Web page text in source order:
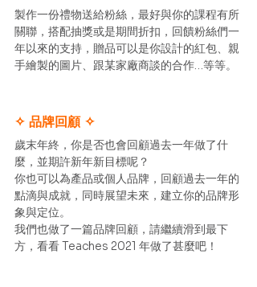
製作一份禮物送給粉絲，最好與你的課程有所
關聯，搭配抽獎或是期間折扣，回饋粉絲們一
年以來的支持，贈品可以是你設計的紅包、親
手繪製的圖片、跟某家廠商談的合作…等等。
✧ 品牌回顧 ✧
歲末年終，你是否也會回顧過去一年做了什
麼，並期許新年新目標呢？
你也可以為產品或個人品牌，回顧過去一年的
點滴與成就，同時展望未來，建立你的品牌形
象與定位。
我們也做了一篇品牌回顧，請繼續滑到最下
方，看看 Teaches 2021 年做了甚麼吧！